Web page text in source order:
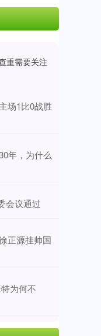
重需要关注
场1比0战胜
年，为什么
会议通过
正源挂帅国
为何不